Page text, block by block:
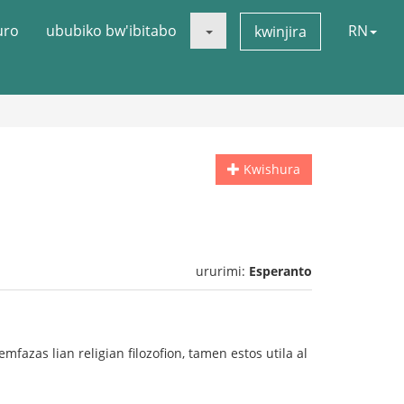
ububiko bw'ibitabo kwinjira RN
Kwishura
ururimi: Esperanto
lian religian filozofion, tamen estos utila al